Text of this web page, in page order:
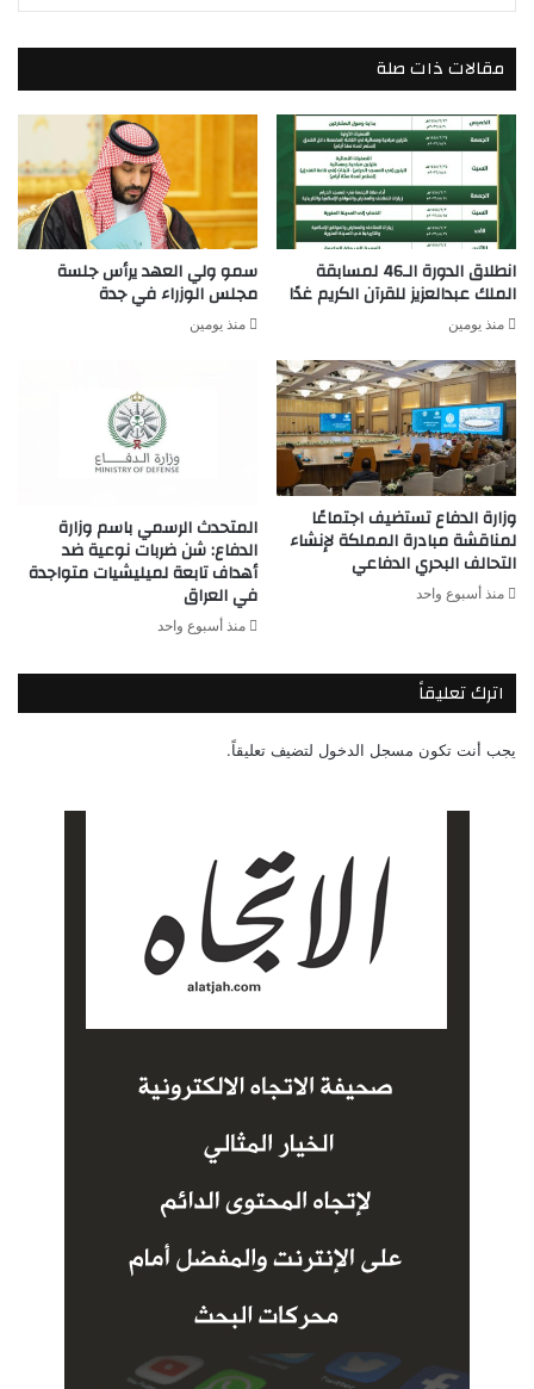
مقالات ذات صلة
انطلاق الدورة الـ46 لمسابقة
الملك عبدالعزيز للقرآن الكريم غدًا
منذ يومين
سمو ولي العهد يرأس جلسة
مجلس الوزراء في جدة
منذ يومين
وزارة الدفاع تستضيف اجتماعًا
لمناقشة مبادرة المملكة لإنشاء
التحالف البحري الدفاعي
منذ أسبوع واحد
المتحدث الرسمي باسم وزارة
الدفاع: شن ضربات نوعية ضد
أهداف تابعة لميليشيات متواجدة
في العراق
منذ أسبوع واحد
اترك تعليقاً
يجب أنت تكون مسجل الدخول لتضيف تعليقاً.